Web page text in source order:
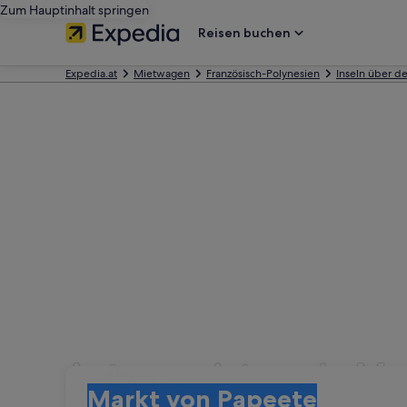
Zum Hauptinhalt springen
Reisen buchen
Expedia.at Mietwagen Französisch-Polynesien Inseln über
Autovermietung in
Markt von Papeete